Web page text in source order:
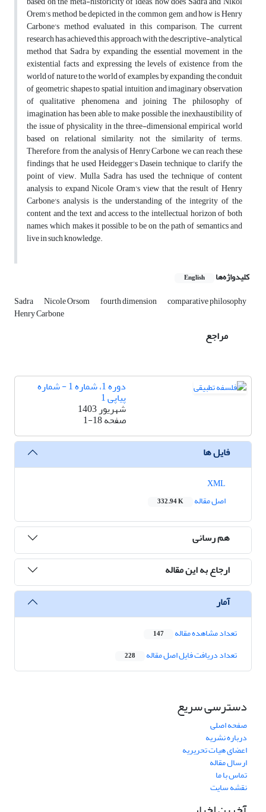
Orem's method be depicted in the common gem, and how is Henry
Carbone's method evaluated in this comparison; The current
research has achieved this approach with the descriptive-analytical
method that Sadra by expanding the essential movement in the
existential facts and expressing the levels of existence from the
world of nature to the world of examples, by expanding the conduit
of geometric shapes to spatial intuition and imaginary observation
of qualitative phenomena and joining The philosophy of
imagination has been able to make possible the inexhaustibility of
the issue of physicality in the three-dimensional empirical world
based on relational similarity, not the similarity of terms.
Therefore, from the analysis of Henry Carbone, we can reach these
findings that he used Heidegger's Dasein technique to clarify the
point of view. Mulla Sadra has used the technique of content
analysis to expand Nicole Oram's view that the result of Henry
Carbone's analysis is the understanding of the integrity of the
content and the text and access to the intellectual horizon of both
names, which makes it possible to be on the path of semantics and
live in such knowledge.
کلیدواژه‌ها English
Sadra Nicole Orsom fourth dimension comparative philosophy
Henry Carbone
مراجع
دوره 1، شماره 1 - شماره
پیاپی 1
شهریور 1403
صفحه1-18
فایل ها
اصل مقاله
332.94 K
هم رسانی
ارجاع به این مقاله
آمار
تعداد مشاهده مقاله 147
تعداد دریافت فایل اصل مقاله 228
دسترسی سریع
صفحه اصلی
درباره نشریه
اعضای هیات تحریریه
ارسال مقاله
تماس با ما
نقشه سایت